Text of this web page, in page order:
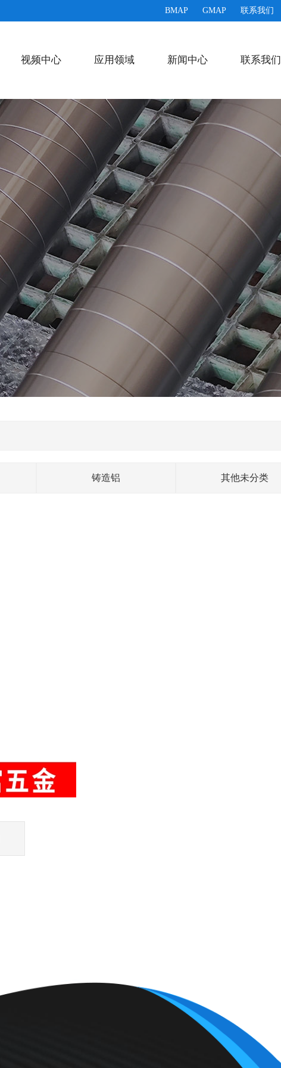
BMAP GMAP 联系我们
视频中心 应用领域 新闻中心 联系我们
铸造铝 其他未分类